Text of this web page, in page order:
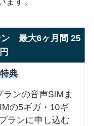
ン 最大6ヶ月間 25
典
ランの音声SIMま
の5ギガ・10ギ
ランに申し込む